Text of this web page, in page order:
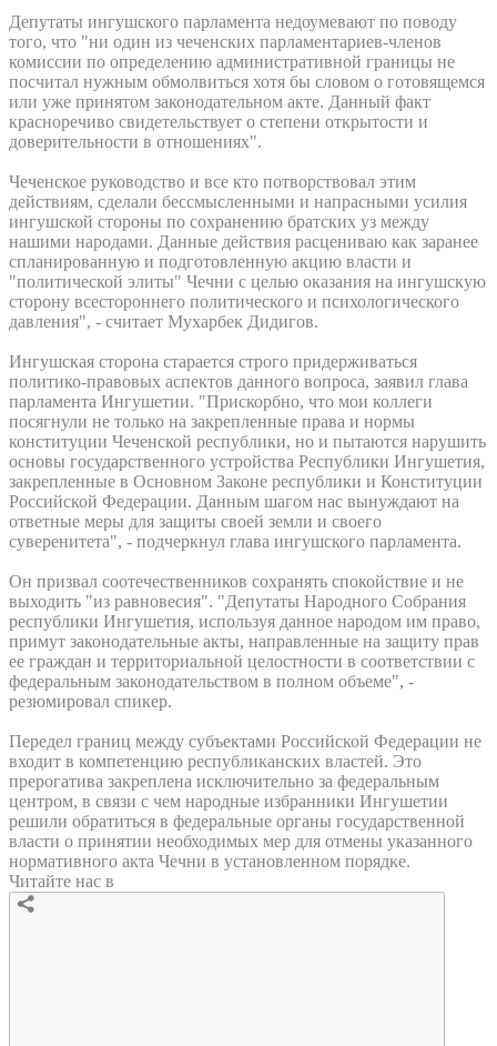
Депутаты ингушского парламента недоумевают по поводу
того, что "ни один из чеченских парламентариев-членов
комиссии по определению административной границы не
посчитал нужным обмолвиться хотя бы словом о готовящемся
или уже принятом законодательном акте. Данный факт
красноречиво свидетельствует о степени открытости и
доверительности в отношениях".
Чеченское руководство и все кто потворствовал этим
действиям, сделали бессмысленными и напрасными усилия
ингушской стороны по сохранению братских уз между
нашими народами. Данные действия расцениваю как заранее
спланированную и подготовленную акцию власти и
"политической элиты" Чечни с целью оказания на ингушскую
сторону всестороннего политического и психологического
давления", - считает Мухарбек Дидигов.
Ингушская сторона старается строго придерживаться
политико-правовых аспектов данного вопроса, заявил глава
парламента Ингушетии. "Прискорбно, что мои коллеги
посягнули не только на закрепленные права и нормы
конституции Чеченской республики, но и пытаются нарушить
основы государственного устройства Республики Ингушетия,
закрепленные в Основном Законе республики и Конституции
Российской Федерации. Данным шагом нас вынуждают на
ответные меры для защиты своей земли и своего
суверенитета", - подчеркнул глава ингушского парламента.
Он призвал соотечественников сохранять спокойствие и не
выходить "из равновесия". "Депутаты Народного Собрания
республики Ингушетия, используя данное народом им право,
примут законодательные акты, направленные на защиту прав
ее граждан и территориальной целостности в соответствии с
федеральным законодательством в полном объеме", -
резюмировал спикер.
Передел границ между субъектами Российской Федерации не
входит в компетенцию республиканских властей. Это
прерогатива закреплена исключительно за федеральным
центром, в связи с чем народные избранники Ингушетии
решили обратиться в федеральные органы государственной
власти о принятии необходимых мер для отмены указанного
нормативного акта Чечни в установленном порядке.
Читайте нас в